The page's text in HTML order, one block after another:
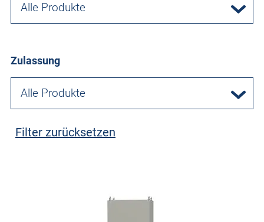
Alle Produkte
Zulassung
Alle Produkte
Filter zurücksetzen